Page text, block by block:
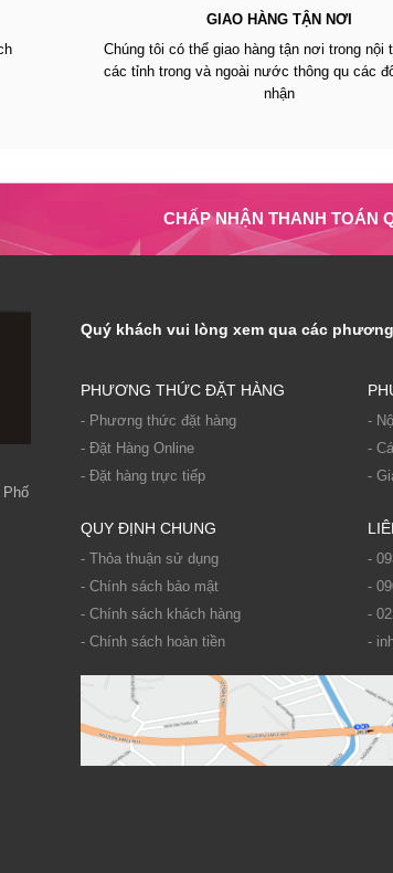
GIAO HÀNG TẬN NƠI
Chúng tôi có thể giao hàng tận nơi trong nội
các tỉnh trong và ngoài nước thông qu các
nhận
CHẤP NHẬN THANH TOÁN
Quý khách vui lòng xem qua các
PHƯƠNG THỨC ĐẶT HÀNG
- Phương thức đặt hàng
- Đặt Hàng Online
- Đặt hàng trực tiếp
-
-
-
QUY ĐỊNH CHUNG
- Thỏa thuận sử dụng
- Chính sách bảo mật
- Chính sách khách hàng
- Chính sách hoàn tiền
-
-
-
-